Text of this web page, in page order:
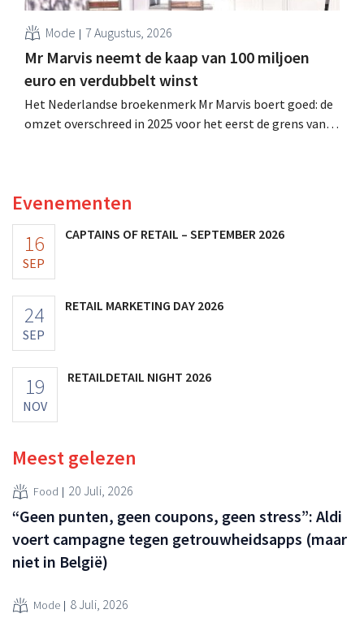
Mode 7 Augustus, 2026
Mr Marvis neemt de kaap van 100 miljoen
euro en verdubbelt winst
Het Nederlandse broekenmerk Mr Marvis boert goed: de
omzet overschreed in 2025 voor het eerst de grens van
Evenementen
16
SEP
CAPTAINS OF RETAIL – SEPTEMBER 2026
24
SEP
RETAIL MARKETING DAY 2026
19
NOV
RETAILDETAIL NIGHT 2026
Meest gelezen
Food 20 Juli, 2026
“Geen punten, geen coupons, geen stress”: Aldi
voert campagne tegen getrouwheidsapps (maar
niet in België)
Mode 8 Juli, 2026